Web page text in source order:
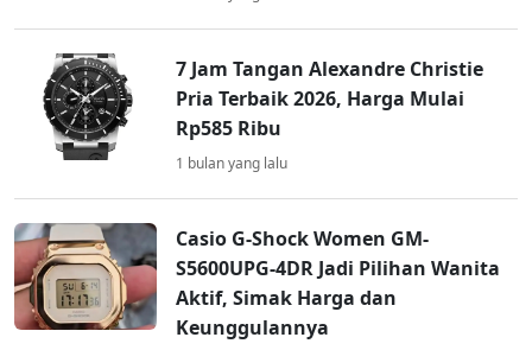
7 Jam Tangan Alexandre Christie
Pria Terbaik 2026, Harga Mulai
Rp585 Ribu
1 bulan yang lalu
Casio G-Shock Women GM-
S5600UPG-4DR Jadi Pilihan Wanita
Aktif, Simak Harga dan
Keunggulannya